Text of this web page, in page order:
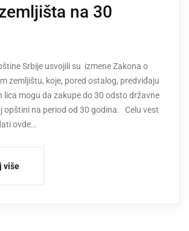
na 30
Srbije usvojili su izmene Zakona o
zemljištu, koje, pored ostalog, predviđaju
lica mogu da zakupe do 30 odsto državne
opštini na period od 30 godina. Celu vest
ovde…
više